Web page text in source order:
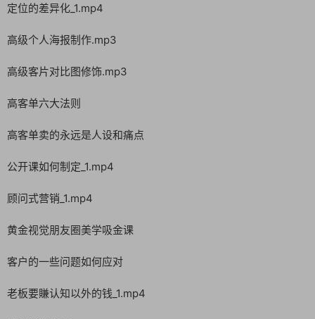
定位的差异化_1.mp4
高级个人海报制作.mp3
高级客片对比图修饰.mp3
高客单六大法则
高客单卖的永远是人设和痛点
公开课如何制定_1.mp4
顾问式营销_1.mp4
黄金视觉朋友圈美学吸金课
客户的一些问题如何应对
老板要賺认知以外的钱_1.mp4